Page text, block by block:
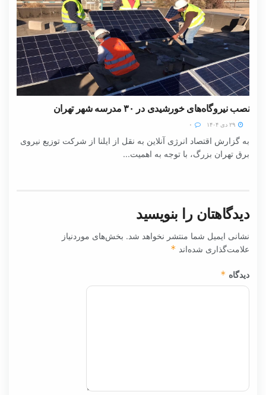
نصب نیروگاه‌های خورشیدی در ۳۰ مدرسه شهر تهران
به گزارش اقتصاد انرژی آنلاین به نقل از ایلنا از شرکت توزیع نیروی
برق تهران بزرگ، با توجه به اهمیت...
دیدگاهتان را بنویسید
نشانی ایمیل شما منتشر نخواهد شد. بخش‌های موردنیاز
علامت‌گذاری شده‌اند *
دیدگاه *